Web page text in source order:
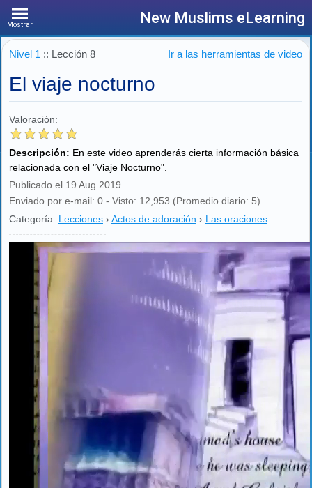
Mostrar New Muslims eLearning
Nivel 1 :: Lección 8 Ir a las herramientas de video
El viaje nocturno
Valoración:
Descripción: En este video aprenderás cierta información básica
relacionada con el "Viaje Nocturno".
Publicado el 19 Aug 2019
Enviado por e-mail: 0 - Visto: 12,953 (Promedio diario: 5)
Categoría: Lecciones › Actos de adoración › Las oraciones